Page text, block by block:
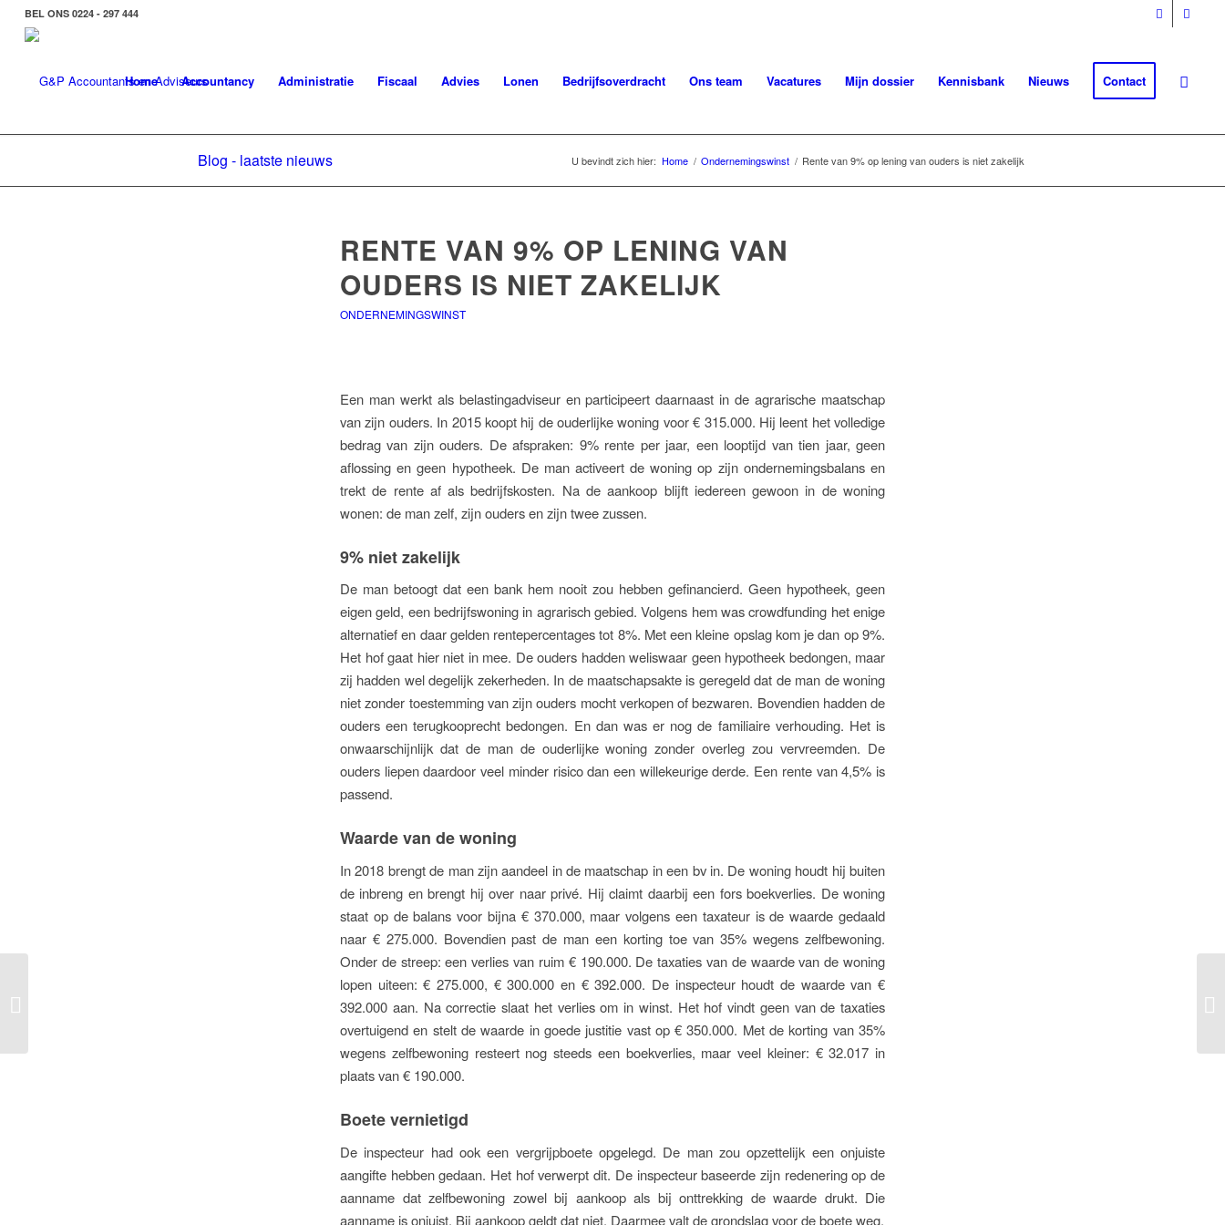
BEL ONS 0224 - 297 444
Home Accountancy Administratie Fiscaal Advies Lonen Bedrijfsoverdracht Ons team Vacatures Mijn dossier Kennisbank Nieuws Contact
Blog - laatste nieuws U bevindt zich hier: Home / Ondernemingswinst / Rente van 9% op lening van ouders is niet zakelijk
RENTE VAN 9% OP LENING VAN
OUDERS IS NIET ZAKELIJK
ONDERNEMINGSWINST
Een man werkt als belastingadviseur en participeert daarnaast in de agrarische maatschap
van zijn ouders. In 2015 koopt hij de ouderlijke woning voor € 315.000. Hij leent het volledige
bedrag van zijn ouders. De afspraken: 9% rente per jaar, een looptijd van tien jaar, geen
aflossing en geen hypotheek. De man activeert de woning op zijn ondernemingsbalans en
trekt de rente af als bedrijfskosten. Na de aankoop blijft iedereen gewoon in de woning
wonen: de man zelf, zijn ouders en zijn twee zussen.
9% niet zakelijk
De man betoogt dat een bank hem nooit zou hebben gefinancierd. Geen hypotheek, geen
eigen geld, een bedrijfswoning in agrarisch gebied. Volgens hem was crowdfunding het enige
alternatief en daar gelden rentepercentages tot 8%. Met een kleine opslag kom je dan op 9%.
Het hof gaat hier niet in mee. De ouders hadden weliswaar geen hypotheek bedongen, maar
zij hadden wel degelijk zekerheden. In de maatschapsakte is geregeld dat de man de woning
niet zonder toestemming van zijn ouders mocht verkopen of bezwaren. Bovendien hadden de
ouders een terugkooprecht bedongen. En dan was er nog de familiaire verhouding. Het is
onwaarschijnlijk dat de man de ouderlijke woning zonder overleg zou vervreemden. De
ouders liepen daardoor veel minder risico dan een willekeurige derde. Een rente van 4,5% is
passend.
Waarde van de woning
In 2018 brengt de man zijn aandeel in de maatschap in een bv in. De woning houdt hij buiten
de inbreng en brengt hij over naar privé. Hij claimt daarbij een fors boekverlies. De woning
staat op de balans voor bijna € 370.000, maar volgens een taxateur is de waarde gedaald
naar € 275.000. Bovendien past de man een korting toe van 35% wegens zelfbewoning.
Onder de streep: een verlies van ruim € 190.000. De taxaties van de waarde van de woning
lopen uiteen: € 275.000, € 300.000 en € 392.000. De inspecteur houdt de waarde van €
392.000 aan. Na correctie slaat het verlies om in winst. Het hof vindt geen van de taxaties
overtuigend en stelt de waarde in goede justitie vast op € 350.000. Met de korting van 35%
wegens zelfbewoning resteert nog steeds een boekverlies, maar veel kleiner: € 32.017 in
plaats van € 190.000.
Boete vernietigd
De inspecteur had ook een vergrijpboete opgelegd. De man zou opzettelijk een onjuiste
aangifte hebben gedaan. Het hof verwerpt dit. De inspecteur baseerde zijn redenering op de
aanname dat zelfbewoning zowel bij aankoop als bij onttrekking de waarde drukt. Die
aanname is onjuist. Bij aankoop geldt dat niet. Daarmee valt de grondslag voor de boete weg.